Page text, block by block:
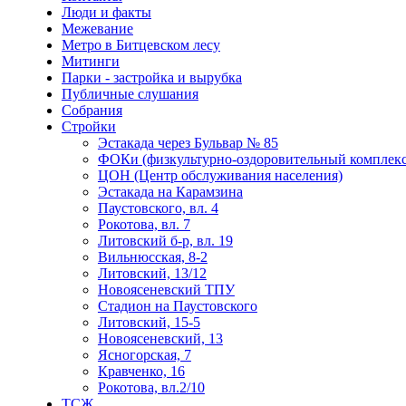
Люди и факты
Межевание
Метро в Битцевском лесу
Митинги
Парки - застройка и вырубка
Публичные слушания
Собрания
Стройки
Эстакада через Бульвар № 85
ФОКи (физкультурно-оздоровительный
ЦОН (Центр обслуживания населения)
Эстакада на Карамзина
Паустовского, вл. 4
Рокотова, вл. 7
Литовский б-р, вл. 19
Вильнюсская, 8-2
Литовский, 13/12
Новоясеневский ТПУ
Стадион на Паустовского
Литовский, 15-5
Новоясеневский, 13
Ясногорская, 7
Кравченко, 16
Рокотова, вл.2/10